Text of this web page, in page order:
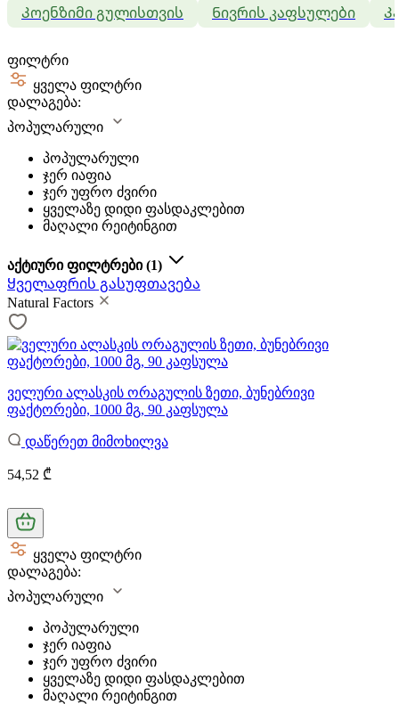
Კოენზიმი გულისთვის Ნივრის კაფსულები
ფილტრი
ყველა ფილტრი
დალაგება:
პოპულარული
პოპულარული
ჯერ იაფია
ჯერ უფრო ძვირი
ყველაზე დიდი ფასდაკლებით
მაღალი რეიტინგით
აქტიური ფილტრები(1)
Ყველაფრის გასუფთავება
Natural Factors
ველური ალასკის ორაგულის ზეთი, ბუნებრივი
ფაქტორები, 1000 მგ, 90 კაფსულა
დაწერეთ მიმოხილვა
54,52 ₾
ყველა ფილტრი
დალაგება:
პოპულარული
პოპულარული
ჯერ იაფია
ჯერ უფრო ძვირი
ყველაზე დიდი ფასდაკლებით
მაღალი რეიტინგით